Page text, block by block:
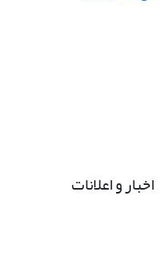
اخبار و اعلانات